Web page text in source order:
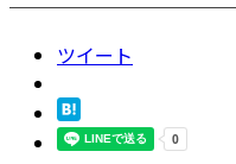
ツイート